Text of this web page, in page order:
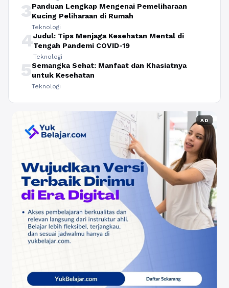
3Panduan Lengkap Mengenai Pemeliharaan
Kucing Peliharaan di Rumah
Teknologi
4Judul: Tips Menjaga Kesehatan Mental di
Tengah Pandemi COVID-19
Teknologi
5Semangka Sehat: Manfaat dan Khasiatnya
untuk Kesehatan
Teknologi
AD